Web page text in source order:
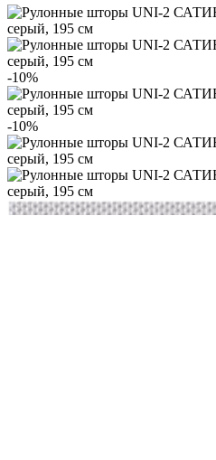
-10%
-10%